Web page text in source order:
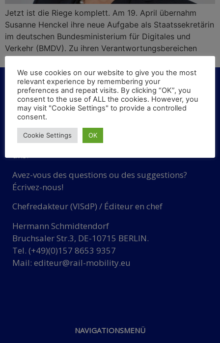
Jetzt ist die Riege komplett. Am 19. April übernahm
Susanne Henckel ihre neue Aufgabe als Staatssekretärin
im deutschen Bundesministerium für Digitales und
Verkehr (BMDV). Zu ihren Verantwortungsbereichen
gehört das Fachressort Eisenbahnen.
KONTAKT
Haben Sie Fragen oder Vorschläge? Schreiben Sie
uns!
Avez-vous des questions ou des suggestions?
Écrivez-nous!
Chefredakteur (VISdP) / Éditeur en chef
Hermann Schmidtendorf
Bruchsaler Str.3, DE-10715 BERLIN.
Tel. (+49)(0)157 8653 9357
Mail: editeur@rail-mobility.eu
NAVIGATIONSMENÜ
We use cookies on our website to give you the most
relevant experience by remembering your
preferences and repeat visits. By clicking “OK”, you
consent to the use of ALL the cookies. However, you
may visit "Cookie Settings" to provide a controlled
consent.
Cookie Settings OK